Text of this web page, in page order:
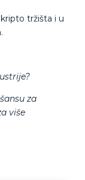
tržišta i u
za
više